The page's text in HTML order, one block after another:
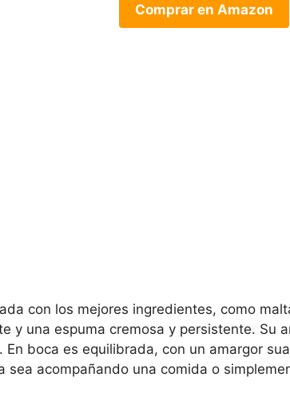
Comprar en Amazon
con los mejores ingredientes, como
y una espuma cremosa y persistente. Su
En boca es equilibrada, con un amargor
sea acompañando una comida o